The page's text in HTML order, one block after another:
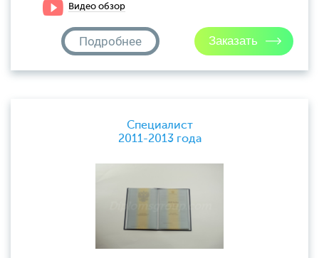
Видео обзор
Подробнее
Специалист
2011-2013 года